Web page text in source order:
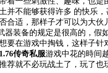
不能够获得许多 的快乐
适，那样子才可以为大伙
装备的规定是很高的，
在游戏中掏钱，这样子
1.76传奇私服游戏中花的時间
就不必玩战土了，玩了也